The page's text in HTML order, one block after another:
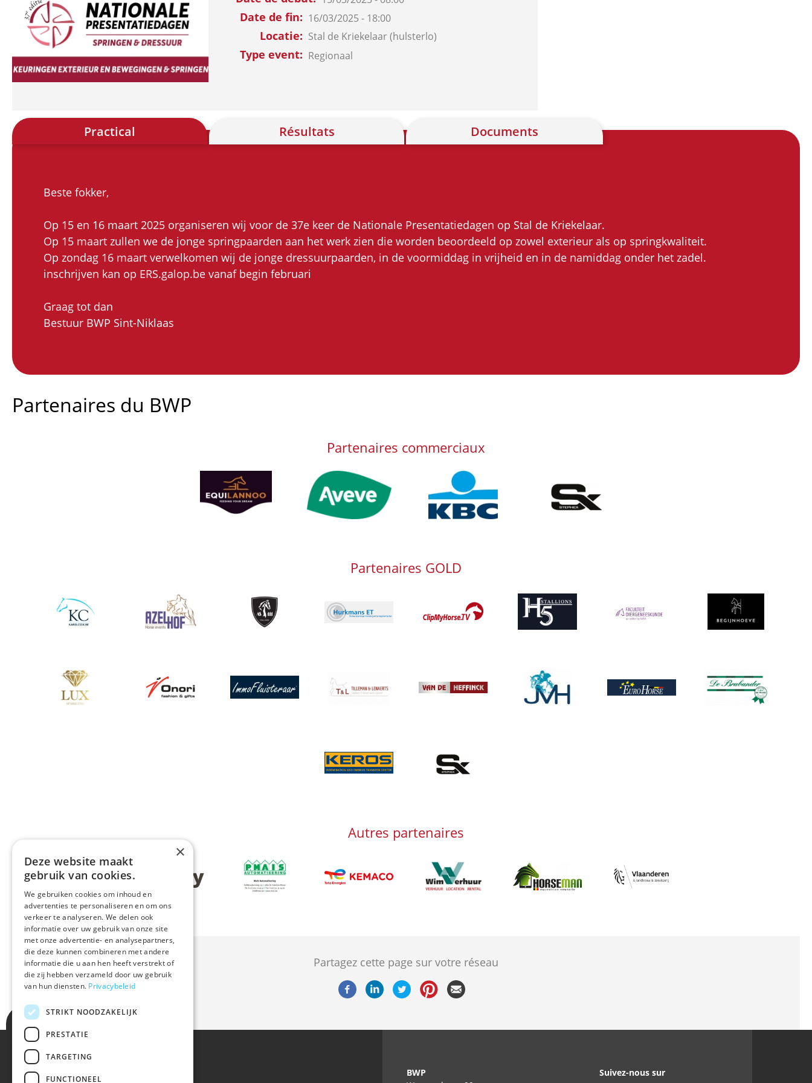
Date de fin 16/03/2025 - 18:00
Locatie Stal de Kriekelaar (hulsterlo)
Type event Regionaal
Practical Résultats Documents
Beste fokker,
Op 15 en 16 maart 2025 organiseren wij voor de 37e keer de Nationale Presentatiedagen op Stal de Kriekelaar.
Op 15 maart zullen we de jonge springpaarden aan het werk zien die worden beoordeeld op zowel exterieur als op springkwaliteit.
Op zondag 16 maart verwelkomen wij de jonge dressuurpaarden, in de voormiddag in vrijheid en in de namiddag onder het zadel.
inschrijven kan op ERS.galop.be vanaf begin februari
Graag tot dan
Bestuur BWP Sint-Niklaas
Partenaires du BWP
Partenaires commerciaux
Afbeelding Afbeelding Afbeelding
Partenaires GOLD
Afbeelding Afbeelding Afbeelding
Afbeelding
Afbeelding Afbeelding Afbeelding
Afbeelding Afbeelding Afbeelding
Afbeelding
Afbeelding
Afbeelding
Afbeelding
Afbeelding
Afbeelding
Afbeelding
Autres partenaires
Afbeelding
Afbeelding
Afbeelding
Afbeelding Afbeelding Afbeelding
Partagez cette page sur votre réseau
Rapide à
BWP
Suivez-nous sur
×
Deze website maakt
gebruik van cookies.
We gebruiken cookies om inhoud en
advertenties te personaliseren en om ons
verkeer te analyseren. We delen ook
informatie over uw gebruik van onze site
met onze advertentie- en analysepartners,
die deze kunnen combineren met andere
informatie die u aan hen heeft verstrekt of
die zij hebben verzameld door uw gebruik
van hun diensten. Privacybeleid
STRIKT NOODZAKELIJK
PRESTATIE
TARGETING
FUNCTIONEEL